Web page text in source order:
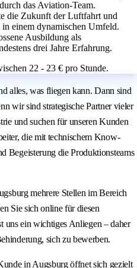
das Aviation-Team.
die Zukunft der Luftfahrt und
einem dynamischen Umfeld.
Ausbildung als
drei Jahre Erfahrung.
22 - 23 € pro Stunde.
alles, was fliegen kann. Dann sind
wir sind strategische Partner vieler
und suchen für unseren Kunden
die mit technischem Know-
Begeisterung die Produktionsteams
mehrere Stellen im Bereich
Sie sich online für diesen
uns ein wichtiges Anliegen – daher
sich zu bewerben.
in Augsburg öffnet sich gezielt